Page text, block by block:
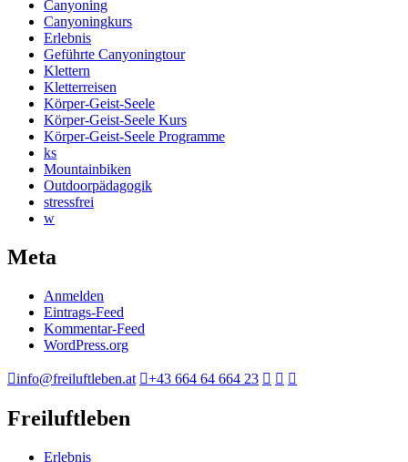
Canyoning
Canyoningkurs
Erlebnis
Geführte Canyoningtour
Klettern
Kletterreisen
Körper-Geist-Seele
Körper-Geist-Seele Kurs
Körper-Geist-Seele Programme
ks
Mountainbiken
Outdoorpädagogik
stressfrei
w
Meta
Anmelden
Eintrags-Feed
Kommentar-Feed
WordPress.org
info@freiluftleben.at +43 664 64 664 23
Freiluftleben
Erlebnis